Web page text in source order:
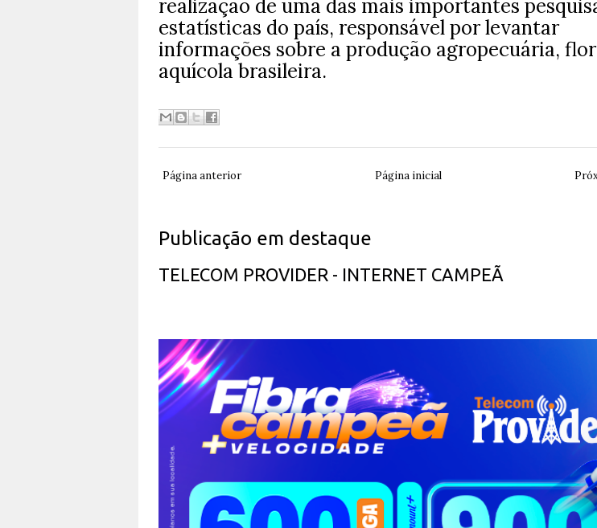
realização de uma das mais importantes
estatísticas do país, responsável por levantar
informações sobre a produção agropecuária,
aquícola brasileira.
Página anterior Página inicial
Publicação em destaque
TELECOM PROVIDER - INTERNET CAMPEÃ